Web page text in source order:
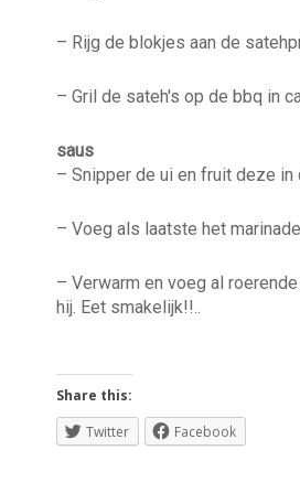
– Rijg de blokjes aan de
– Gril de sateh′s op de bbq in
saus
– Snipper de ui en fruit deze
– Voeg als laatste het
– Verwarm en voeg al
hij. Eet smakelijk!!..
Share this:
Twitter
Facebook